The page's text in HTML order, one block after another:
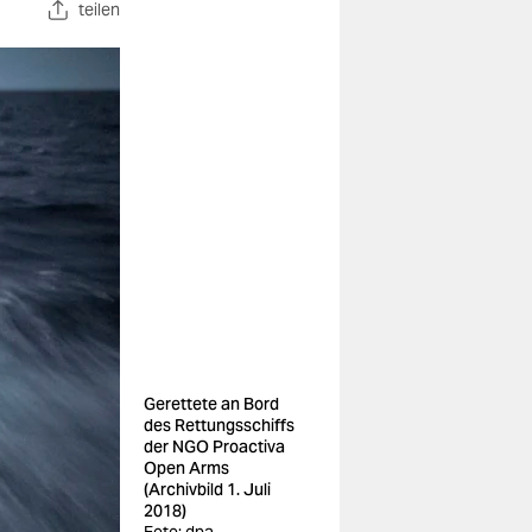
teilen
Gerettete an Bord
des Rettungsschiffs
der NGO Proactiva
Open Arms
(Archivbild 1. Juli
2018)